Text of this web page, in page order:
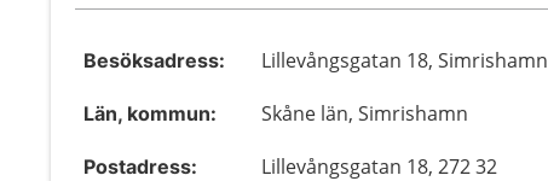
Besöksadress: Lillevångsgatan 18, Simrishamn
Län, kommun: Skåne län, Simrishamn
Postadress:
Lillevångsgatan 18, 272 32